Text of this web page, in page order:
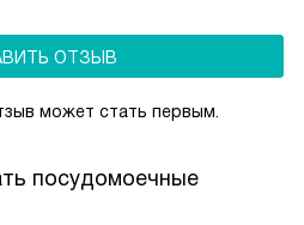
ОТЗЫВ
может стать первым.
посудомоечные